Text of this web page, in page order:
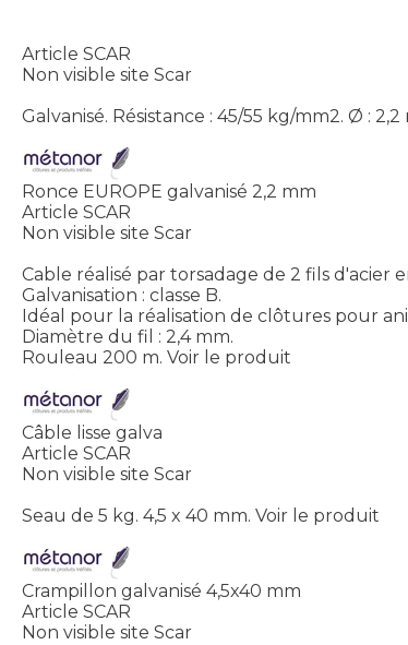
Article SCAR
Non visible site Scar
Galvanisé. Résistance : 45/55 kg/mm2. Ø :
Ronce EUROPE galvanisé 2,2 mm
Article SCAR
Non visible site Scar
Cable réalisé par torsadage de 2 fils d'acier
Galvanisation : classe B.
Idéal pour la réalisation de clôtures pour
Diamètre du fil : 2,4 mm.
Rouleau 200 m. Voir le produit
Câble lisse galva
Article SCAR
Non visible site Scar
Seau de 5 kg. 4,5 x 40 mm. Voir le produit
Crampillon galvanisé 4,5x40 mm
Article SCAR
Non visible site Scar